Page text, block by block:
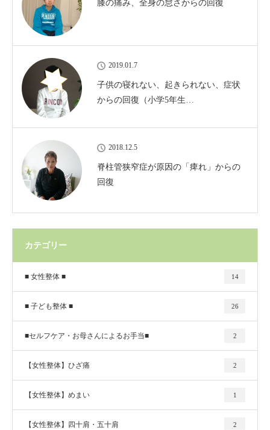
膝の痛み、全身の怠さからの回復
2019.01.7
子供の寝れない、起きられない、症状
からの回復（小学5年生…
2018.12.5
脊柱管狭窄症が原因の「痺れ」からの
回復
カテゴリー
■ 女性整体 ■ 14
■ 子ども整体 ■ 26
■セルフケア・お母さんによるお手当■ 2
【女性整体】ひざ痛 2
【女性整体】めまい 1
【女性整体】四十肩・五十肩 2